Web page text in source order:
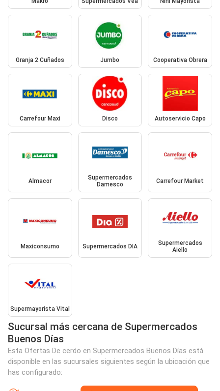
Granja 2 Cuñados Jumbo Cooperativa Obrera
Carrefour Maxi Disco Autoservicio Capo
Almacor
Supermercados
Damesco
Carrefour Market
Maxiconsumo Supermercados DIA
Supermercados
Aiello
Supermayorista Vital
Sucursal más cercana de Supermercados
Buenos Días
Esta Ofertas De cerdo en Supermercados Buenos Días está
disponible en las sucursales siguientes según la ubicación que
has configurado: